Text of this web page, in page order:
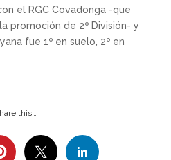
el RGC Covadonga -que
promoción de 2º División- y
fue 1º en suelo, 2º en
this…